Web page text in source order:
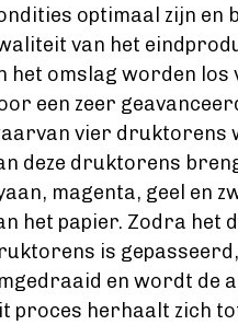
optimaal zijn en
van het
het omslag worden
een zeer
vier druktorens
deze druktorens
magenta, geel en
het papier. Zodra het
is
en wordt de
proces herhaalt zich